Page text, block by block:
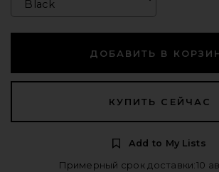
ДОБАВИТЬ В
КУПИТЬ СЕЙЧАС
Add to My Lists
Примерный срок доставки:10